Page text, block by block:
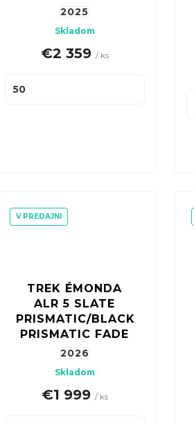
2025
Skladom
€2 359 / ks
50
V PREDAJNI
TREK ÉMONDA
ALR 5 SLATE
PRISMATIC/BLACK
PRISMATIC FADE
2026
Skladom
€1 999 / ks